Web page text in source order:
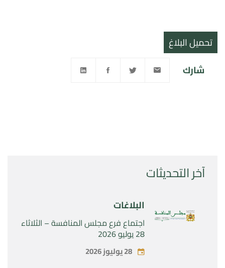
آخر التحديثات
البلاغات
اجتماع فرع مجلس المنافسة – الثلاثاء
28 يوليو 2026
28 يوليوز 2026
تحميل البلاغ
شارك